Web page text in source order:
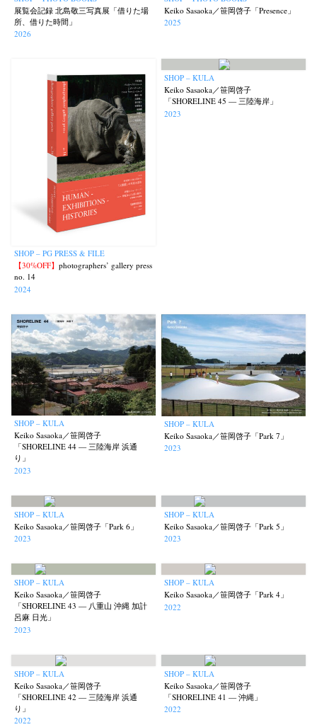
Exhibition Members Workshop Documents Contact About
Terms & Privacy Policy
Akifumi Tanaka (7) Fumikiyo Nagamachi
Kazuyuki Kawaguchi
Mariko Takahashi (23) Masako Matsui
Naoki Ohji (66) Naonori Oshima
Renchan (21) Review (23) Rintaro Kameoka (32) Shoreline (56) Special Exhibitions (60)
Takuro Yoneda (44) Tomonori Ryu (15) Untitled Records (41) Workshop (5)
Yu Shinoda (7) Yuki Kasama (9)
展覧会記録 北島敬三写真展「借りた場
所、借りた時間」
2026
Keiko Sasaoka／笹岡啓子「Presence」
2025
SHOP – PG PRESS & FILE
【30%OFF】photographers’ gallery press
no. 14
2024
SHOP – KULA
Keiko Sasaoka／笹岡啓子
「SHORELINE 45 — 三陸海岸」
2023
SHOP – KULA
Keiko Sasaoka／笹岡啓子
「SHORELINE 44 — 三陸海岸 浜通
り」
2023
SHOP – KULA
Keiko Sasaoka／笹岡啓子「Park 7」
2023
SHOP – KULA
Keiko Sasaoka／笹岡啓子「Park 6」
2023
SHOP – KULA
Keiko Sasaoka／笹岡啓子「Park 5」
2023
SHOP – KULA
Keiko Sasaoka／笹岡啓子
「SHORELINE 43 — 八重山 沖縄 加計
呂麻 日光」
2023
SHOP – KULA
Keiko Sasaoka／笹岡啓子「Park 4」
2022
SHOP – KULA
Keiko Sasaoka／笹岡啓子
「SHORELINE 42 — 三陸海岸 浜通
り」
2022
SHOP – KULA
Keiko Sasaoka／笹岡啓子
「SHORELINE 41 — 沖縄」
2022